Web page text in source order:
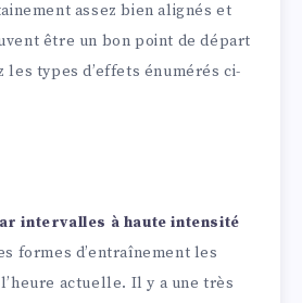
assez bien alignés et
être un bon point de départ
les types d’effets énumérés ci-
intervalles à haute intensité
formes d’entraînement les
actuelle. Il y a une très